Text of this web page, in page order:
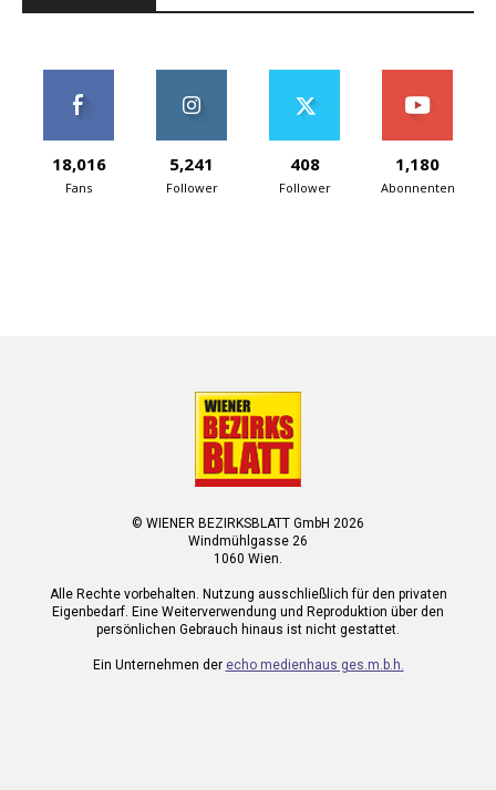
18,016
Fans
5,241
Follower
408
Follower
1,180
Abonnenten
© WIENER BEZIRKSBLATT GmbH 2026
Windmühlgasse 26
1060 Wien.
Alle Rechte vorbehalten. Nutzung ausschließlich für den privaten
Eigenbedarf. Eine Weiterverwendung und Reproduktion über den
persönlichen Gebrauch hinaus ist nicht gestattet.
Ein Unternehmen der echo medienhaus ges.m.b.h.